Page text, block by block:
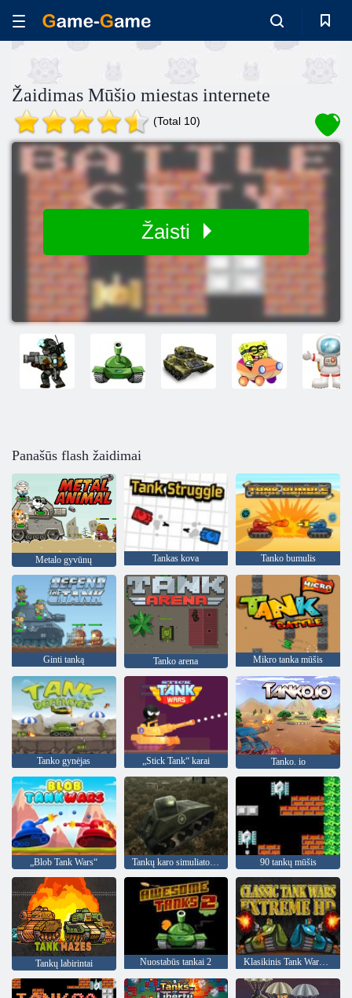
Žaidimas Mūšio miestas internete
(Total 10)
Žaisti
Panašūs flash žaidimai
Metalo gyvūnų Tankas kova Tanko bumulis
Ginti tanką Tanko arena Mikro tanka mūšis
Tanko gynėjas „Stick Tank“ karai Tanko. io
„Blob Tank Wars“ Tankų karo simuliatorius 90 tankų mūšis
Tankų labirintai Nuostabūs tankai 2 Klasikinis Tank Wars Extreme HD